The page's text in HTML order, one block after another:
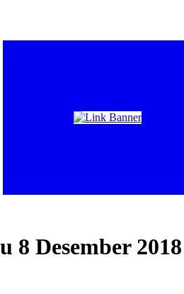
Desember 2018